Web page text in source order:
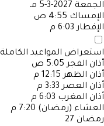
الجمعة 2027-3-5 مـ
الإمساك 4:55 ص
الإفطار 6:03 م
استعراض المواعيد الكاملة
أذان الفجر 5:05 ص
أذان الظهر 12:15 م
أذان العصر 3:33 م
أذان المغرب 6:03 م
العشاء (رمضان) 7:20 م
رمضان 27